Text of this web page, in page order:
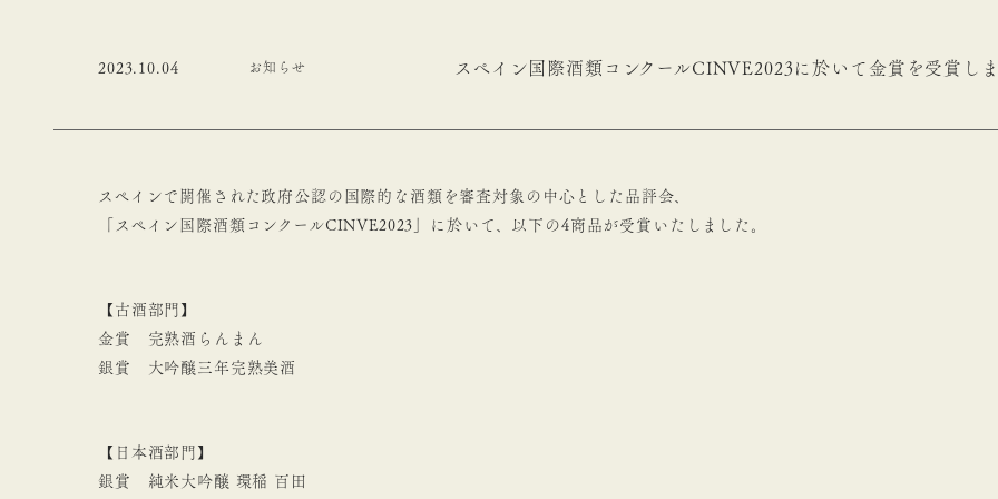
2023.10.04 お知らせ スペイン国際酒類コンクールCINVE2023に於いて金賞を受賞し
スペインで開催された政府公認の国際的な酒類を審査対象の中心とした品評会、
「スペイン国際酒類コンクールCINVE2023」に於いて、以下の4商品が受賞いたしました。
【古酒部門】
金賞 完熟酒らんまん
銀賞 大吟醸三年完熟美酒
【日本酒部門】
銀賞 純米大吟醸 環稲 百田